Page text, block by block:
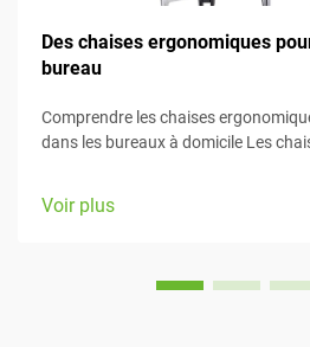
Des chaises ergonomiques
bureau
Comprendre les chaises
dans les bureaux à domicile Les
types de morphologie et
Voir plus